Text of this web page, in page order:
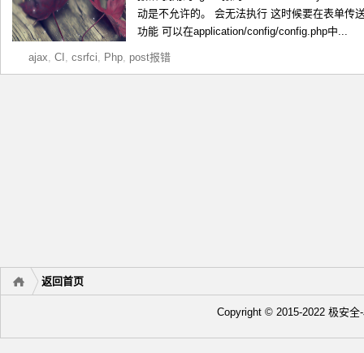
动是不允许的。 会无法执行 这时候要在表单传
功能 可以在application/config/config.php中...
ajax, CI , csrfci, Php, post报错
返回首页
Copyright © 2015-2022 极安